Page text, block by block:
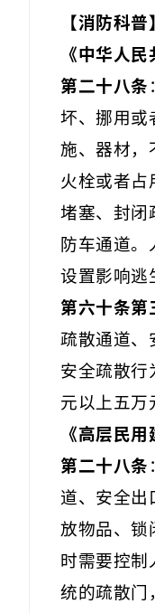
【消防科普】
《中华人
第二十八条
坏、挪用或
施、器材，
火栓或者占
堵塞、封闭
防车通道。
设置影响逃
第六十条第
疏散通道、
安全疏散行
元以上五万
《高层民
第二十八条
道、安全出
放物品、锁
时需要控制
统的疏散门